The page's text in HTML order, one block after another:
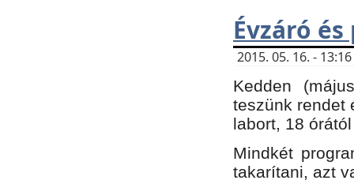
Évzáró
2015. 05. 16. -
Kedden
teszünk rendet
labort, 18
Mindkét
takarítani, azt